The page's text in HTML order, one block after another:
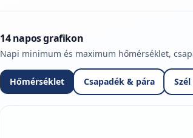
14 napos grafikon
Napi minimum és maximum hőmérséklet,
Hőmérséklet Csapadék & pára Szél